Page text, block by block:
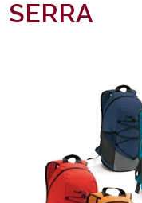
SERRA